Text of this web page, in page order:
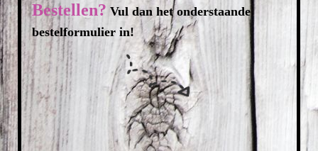
Bestellen? Vul dan het onderstaande
bestelformulier in!